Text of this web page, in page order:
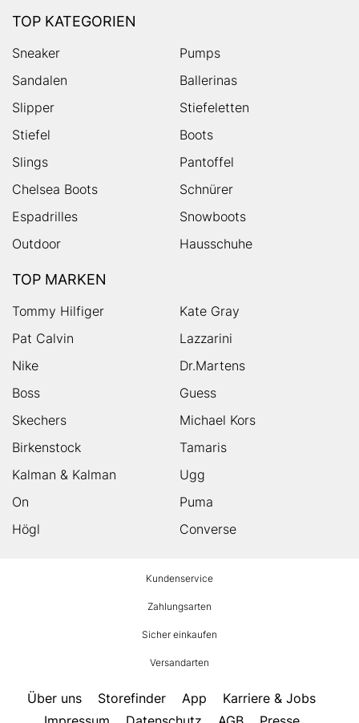
TOP KATEGORIEN
Sneaker
Pumps
Sandalen
Ballerinas
Slipper
Stiefeletten
Stiefel
Boots
Slings
Pantoffel
Chelsea Boots
Schnürer
Espadrilles
Snowboots
Outdoor
Hausschuhe
TOP MARKEN
Tommy Hilfiger
Kate Gray
Pat Calvin
Lazzarini
Nike
Dr.Martens
Boss
Guess
Skechers
Michael Kors
Birkenstock
Tamaris
Kalman & Kalman
Ugg
On
Puma
Högl
Converse
Kundenservice
Zahlungsarten
Sicher einkaufen
Versandarten
Über uns Storefinder App
Karriere & Jobs